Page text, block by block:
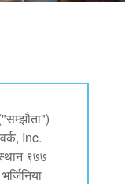
Inc.
९७७